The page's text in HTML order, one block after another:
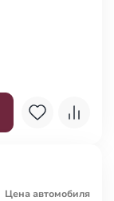
Цена автомобиля